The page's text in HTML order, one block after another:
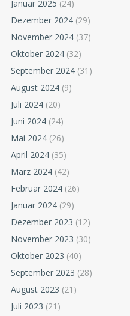
Januar 2025 (24)
Dezember 2024 (29)
November 2024 (37)
Oktober 2024 (32)
September 2024 (31)
August 2024 (9)
Juli 2024 (20)
Juni 2024 (24)
Mai 2024 (26)
April 2024 (35)
März 2024 (42)
Februar 2024 (26)
Januar 2024 (29)
Dezember 2023 (12)
November 2023 (30)
Oktober 2023 (40)
September 2023 (28)
August 2023 (21)
Juli 2023 (21)